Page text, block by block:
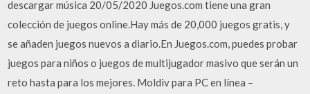
descargar música 20/05/2020 Juegos.com tiene una gran
colección de juegos online.Hay más de 20,000 juegos gratis, y
se añaden juegos nuevos a diario.En Juegos.com, puedes probar
juegos para niños o juegos de multijugador masivo que serán un
reto hasta para los mejores. Moldiv para PC en línea –